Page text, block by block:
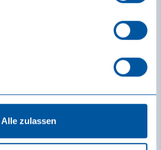
Alle zulassen
etre sole uno est-il ouvert
dans le prix ?
dans le monde de